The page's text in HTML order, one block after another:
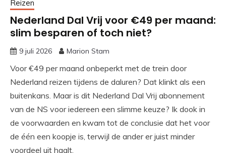
Reizen
Nederland Dal Vrij voor €49 per maand:
slim besparen of toch niet?
9 juli 2026 Marion Stam
Voor €49 per maand onbeperkt met de trein door
Nederland reizen tijdens de daluren? Dat klinkt als een
buitenkans. Maar is dit Nederland Dal Vrij abonnement
van de NS voor iedereen een slimme keuze? Ik dook in
de voorwaarden en kwam tot de conclusie dat het voor
de één een koopje is, terwijl de ander er juist minder
voordeel uit haalt.